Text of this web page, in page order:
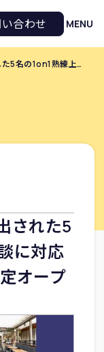
合わせ MENU
ビッグデータから炙り出された5名の1on1熟練上司が相談に対応する「1on1 BAR」を限定オープンします。
された5
に対応
オープ